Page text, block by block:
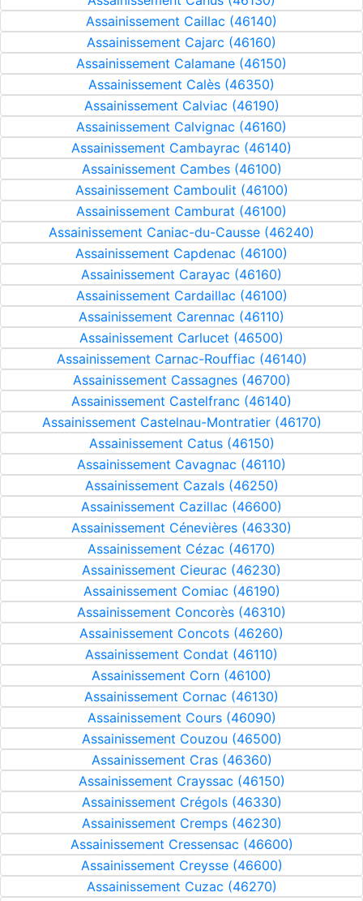
Assainissement Caillac (46140)
Assainissement Cajarc (46160)
Assainissement Calamane (46150)
Assainissement Calès (46350)
Assainissement Calviac (46190)
Assainissement Calvignac (46160)
Assainissement Cambayrac (46140)
Assainissement Cambes (46100)
Assainissement Camboulit (46100)
Assainissement Camburat (46100)
Assainissement Caniac-du-Causse (46240)
Assainissement Capdenac (46100)
Assainissement Carayac (46160)
Assainissement Cardaillac (46100)
Assainissement Carennac (46110)
Assainissement Carlucet (46500)
Assainissement Carnac-Rouffiac (46140)
Assainissement Cassagnes (46700)
Assainissement Castelfranc (46140)
Assainissement Castelnau-Montratier (46170)
Assainissement Catus (46150)
Assainissement Cavagnac (46110)
Assainissement Cazals (46250)
Assainissement Cazillac (46600)
Assainissement Cénevières (46330)
Assainissement Cézac (46170)
Assainissement Cieurac (46230)
Assainissement Comiac (46190)
Assainissement Concorès (46310)
Assainissement Concots (46260)
Assainissement Condat (46110)
Assainissement Corn (46100)
Assainissement Cornac (46130)
Assainissement Cours (46090)
Assainissement Couzou (46500)
Assainissement Cras (46360)
Assainissement Crayssac (46150)
Assainissement Crégols (46330)
Assainissement Cremps (46230)
Assainissement Cressensac (46600)
Assainissement Creysse (46600)
Assainissement Cuzac (46270)